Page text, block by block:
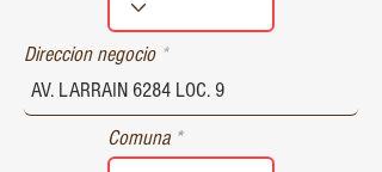
d
Direccion negocio
Comuna